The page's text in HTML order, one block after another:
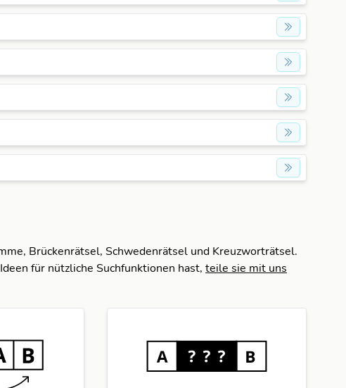
Brückenrätsel, Schwedenrätsel und Kreuzworträtsel.
für nützliche Suchfunktionen hast, teile sie mit uns